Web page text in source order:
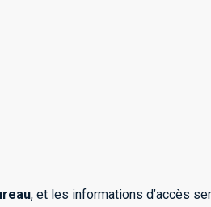
, et les informations d’accès